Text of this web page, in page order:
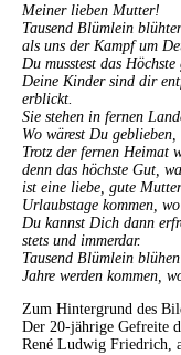
Meiner lieben Mutter!
Tausend Blümlein
als uns der Kampf um
Du musstest das
Deine Kinder sind dir
erblickt.
Sie stehen in fernen
Wo wärest Du
Trotz der fernen Heimat
denn das höchste Gut,
ist eine liebe, gute
Urlaubstage kommen,
Du kannst Dich dann
stets und immerdar.
Tausend Blümlein
Jahre werden kommen,
Zum Hintergrund des
Der 20-jährige Gefreite
René Ludwig Friedrich,